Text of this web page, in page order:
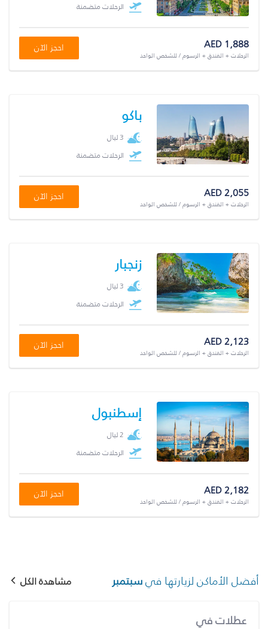
الرحلات متضمنة
AED 1,888
الرحلات + الفندق + الرسوم / للشخص الواحد
احجز الآن
باكو
3 ليال
الرحلات متضمنة
AED 2,055
الرحلات + الفندق + الرسوم / للشخص الواحد
احجز الآن
زنجبار
3 ليال
الرحلات متضمنة
AED 2,123
الرحلات + الفندق + الرسوم / للشخص الواحد
احجز الآن
إسطنبول
2 ليال
الرحلات متضمنة
AED 2,182
الرحلات + الفندق + الرسوم / للشخص الواحد
احجز الآن
أفضل الأماكن لزيارتها فيسبتمبر مشاهدة الكل
عطلات في